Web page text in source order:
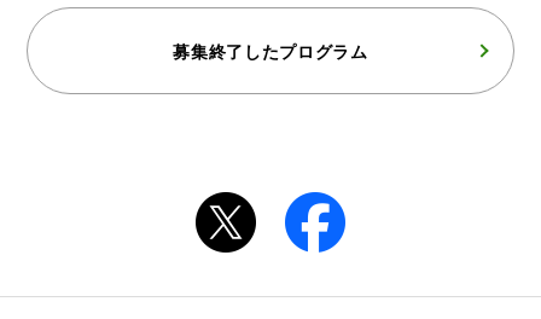
募集終了したプログラム